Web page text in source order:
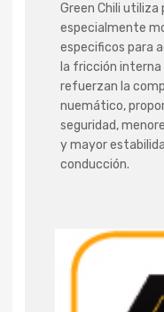
Green Chili utiliza
especialmente
especificos para
la fricción interna
refuerzan la
nuemático,
seguridad,
y mayor
conducción.